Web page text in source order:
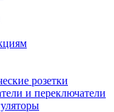
розетки
и переключатели